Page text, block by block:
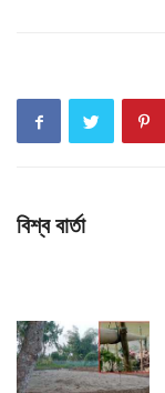
বিশ্ব বার্তা